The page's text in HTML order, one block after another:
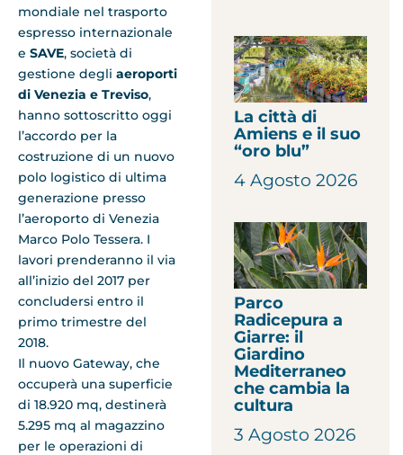
mondiale nel trasporto
espresso internazionale
e SAVE, società di
gestione degli aeroporti
di Venezia e Treviso,
hanno sottoscritto oggi
l’accordo per la
costruzione di un nuovo
polo logistico di ultima
generazione presso
l’aeroporto di Venezia
Marco Polo Tessera. I
lavori prenderanno il via
all’inizio del 2017 per
concludersi entro il
primo trimestre del
2018.
Il nuovo Gateway, che
occuperà una superficie
di 18.920 mq, destinerà
5.295 mq al magazzino
per le operazioni di
La città di
Amiens e il suo
“oro blu”
4 Agosto 2026
Parco
Radicepura a
Giarre: il
Giardino
Mediterraneo
che cambia la
cultura
3 Agosto 2026